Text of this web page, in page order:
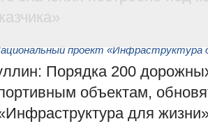
проект «Инфраструктура
Порядка 200
объектам,
для